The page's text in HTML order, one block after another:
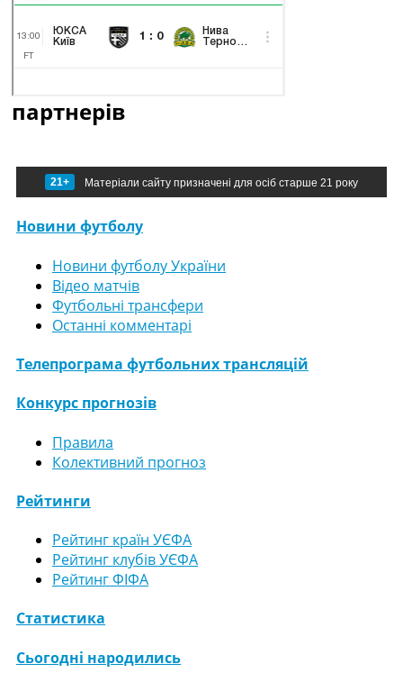
партнерів
21+ Матеріали сайту призначені для осіб старше 21 року
Новини футболу
Новини футболу України
Відео матчів
Футбольні трансфери
Останні комментарі
Телепрограма футбольних трансляцій
Конкурс прогнозів
Правила
Колективний прогноз
Рейтинги
Рейтинг країн УЄФА
Рейтинг клубів УЄФА
Рейтинг ФІФА
Статистика
Сьогодні народились